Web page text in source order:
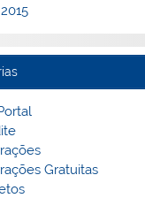
Gratuitas